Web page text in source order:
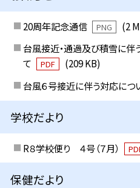
20周年記念通信 PNG
(2
台風接近・通過及び積雪に
て
PDF
(209 KB)
台風６号接近に伴う対応につ
学校だより
R８学校便り ４号（７月）
保健だより